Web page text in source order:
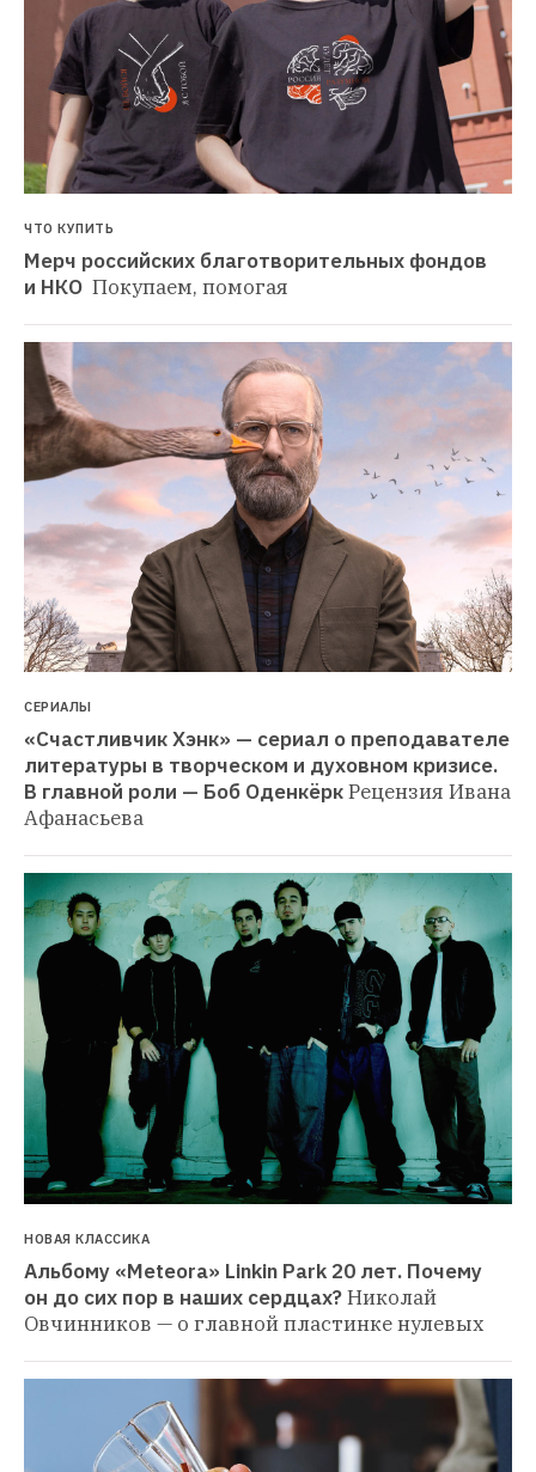
ЧТО КУПИТЬ
Мерч российских благотворительных фондов
и НКО Покупаем, помогая
СЕРИАЛЫ
«Счастливчик Хэнк» — сериал о преподавателе
литературы в творческом и духовном кризисе.
В главной роли — Боб ОденкёркРецензия Ивана
Афанасьева
НОВАЯ КЛАССИКА
Альбому «Meteora» Linkin Park 20 лет. Почему
он до сих пор в наших сердцах?Николай
Овчинников — о главной пластинке нулевых